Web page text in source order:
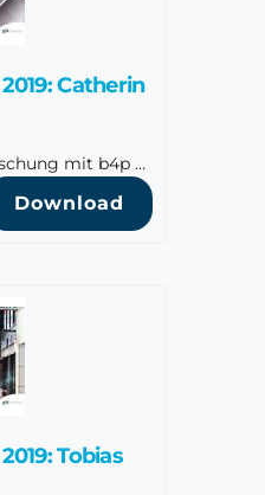
Catherin
mit b4p …
Download
Tobias